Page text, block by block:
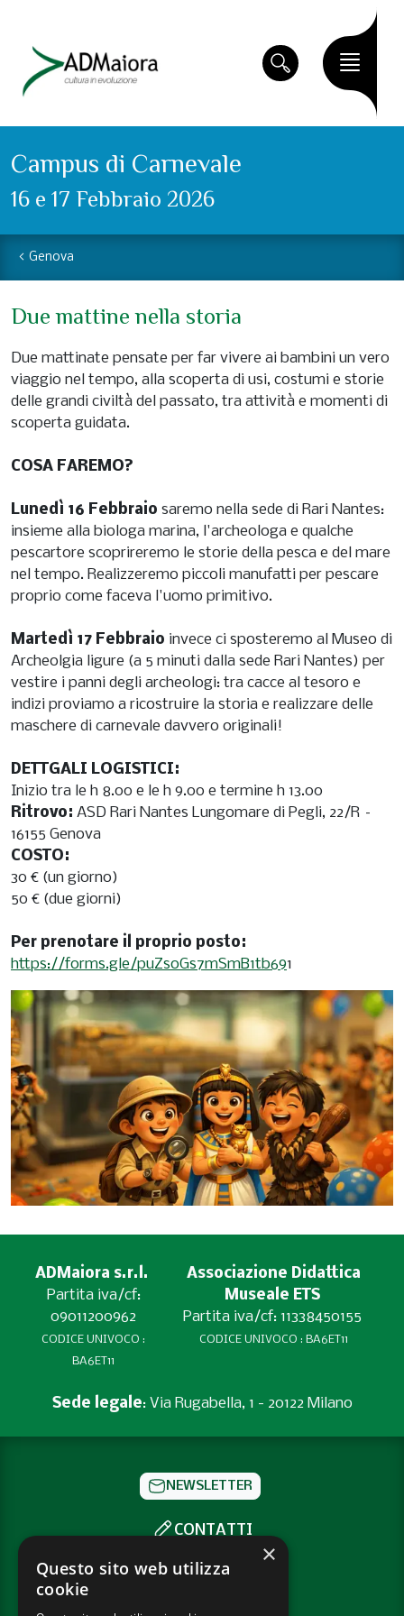
Campus di Carnevale
16 e 17 Febbraio 2026
Genova
Due mattine nella storia
Due mattinate pensate per far vivere ai bambini un vero
viaggio nel tempo, alla scoperta di usi, costumi e storie
delle grandi civiltà del passato, tra attività e momenti di
scoperta guidata.
COSA FAREMO?
Lunedì 16 Febbraio saremo nella sede di Rari Nantes:
insieme alla biologa marina, l'archeologa e qualche
pescartore scoprireremo le storie della pesca e del mare
nel tempo. Realizzeremo piccoli manufatti per pescare
proprio come faceva l'uomo primitivo.
Martedì 17 Febbraio invece ci sposteremo al Museo di
Archeolgia ligure (a 5 minuti dalla sede Rari Nantes) per
vestire i panni degli archeologi: tra cacce al tesoro e
indizi proviamo a ricostruire la storia e realizzare delle
maschere di carnevale davvero originali!
DETTGALI LOGISTICI:
Inizio tra le h 8.00 e le h 9.00 e termine h 13.00
Ritrovo: ASD Rari Nantes Lungomare di Pegli, 22/R –
16155 Genova
COSTO:
30 € (un giorno)
50 € (due giorni)
Per prenotare il proprio posto:
https://forms.gle/puZsoGs7mSmB1tb691
ADMaiora s.r.l.
Partita iva/cf:
09011200962
CODICE UNIVOCO :
BA6ET11
Associazione Didattica
Museale ETS
Partita iva/cf: 11338450155
CODICE UNIVOCO : BA6ET11
Sede legale: Via Rugabella, 1 - 20122 Milano
NEWSLETTER
CONTATTI
SOCIAL
×
Questo sito web utilizza
cookie